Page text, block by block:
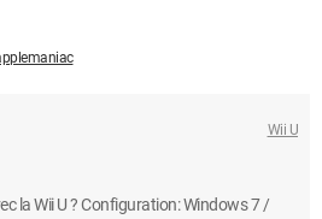
Wii U
la Wii U ? Configuration: Windows 7 /